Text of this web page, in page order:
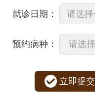
就诊日期：
预约病种：
立即提交